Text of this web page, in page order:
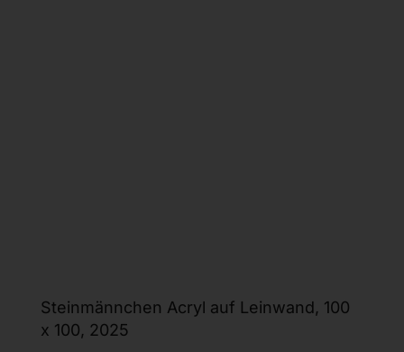
Steinmännchen Acryl auf Leinwand, 100
x 100, 2025